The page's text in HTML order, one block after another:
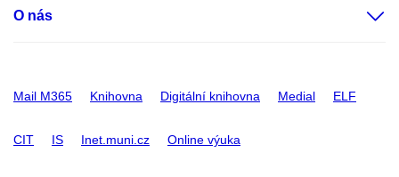
O nás
Mail M365 Knihovna Digitální knihovna Medial ELF
CIT IS Inet.muni.cz Online výuka